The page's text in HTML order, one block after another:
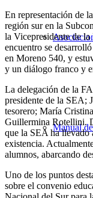
Manual
En representación de
región sur en la
la Vicepresidente de
encuentro se
en Moreno 540, y
y un diálogo franco y
La delegación de la
presidente de la SEA;
tesorero; María
Guillermina Rotellini.
que la SEA ha llevado
existencia.
alumnos, abarcando
Uno de los puntos
sobre el convenio